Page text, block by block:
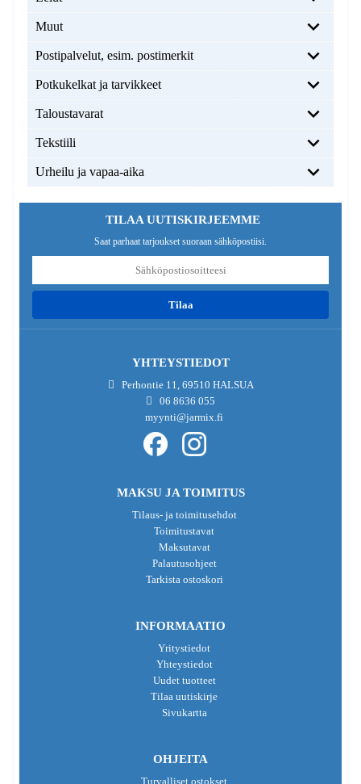
Muut
Postipalvelut, esim. postimerkit
Potkukelkat ja tarvikkeet
Taloustavarat
Tekstiili
Urheilu ja vapaa-aika
TILAA UUTISKIRJEEMME
Saat parhaat tarjoukset suoraan sähköpostiisi.
tilaa
YHTEYSTIEDOT
Perhontie 11, 69510 HALSUA
06 8636 055
myynti@jarmix.fi
MAKSU JA TOIMITUS
Tilaus- ja toimitusehdot
Toimitustavat
Maksutavat
Palautusohjeet
Tarkista ostoskori
INFORMAATIO
Yritystiedot
Yhteystiedot
Uudet tuotteet
Tilaa uutiskirje
Sivukartta
OHJEITA
Turvalliset ostokset